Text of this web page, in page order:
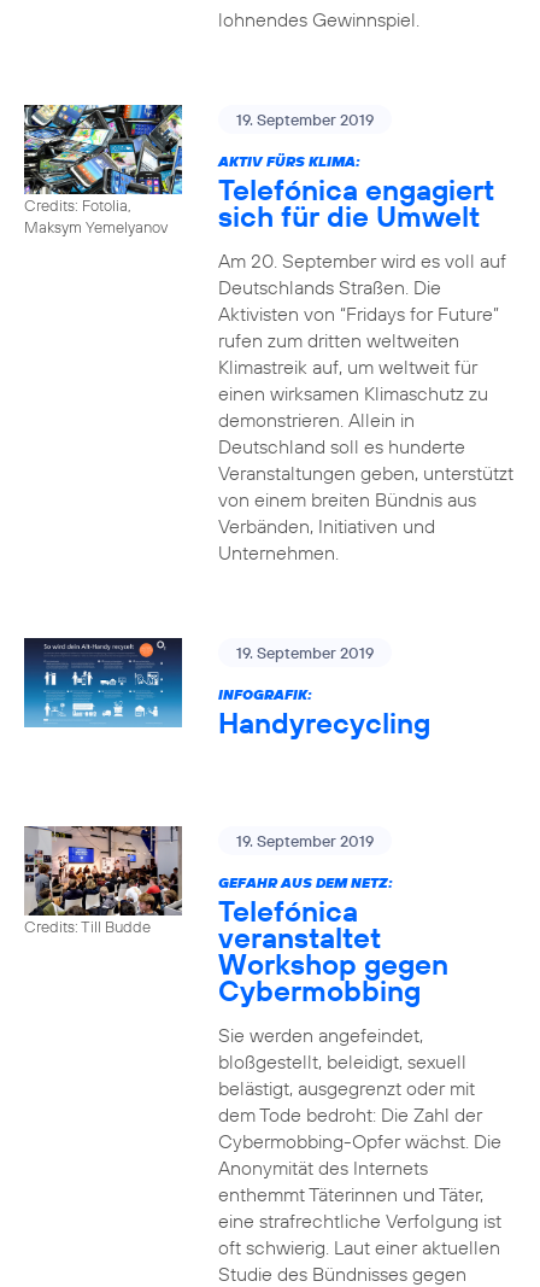
lohnendes Gewinnspiel.
Credits: Fotolia,
Maksym Yemelyanov
19. September 2019
AKTIV FÜRS KLIMA:
Telefónica engagiert
sich für die Umwelt
Am 20. September wird es voll auf
Deutschlands Straßen. Die
Aktivisten von “Fridays for Future”
rufen zum dritten weltweiten
Klimastreik auf, um weltweit für
einen wirksamen Klimaschutz zu
demonstrieren. Allein in
Deutschland soll es hunderte
Veranstaltungen geben, unterstützt
von einem breiten Bündnis aus
Verbänden, Initiativen und
Unternehmen.
19. September 2019
INFOGRAFIK:
Handyrecycling
Credits: Till Budde
19. September 2019
GEFAHR AUS DEM NETZ:
Telefónica
veranstaltet
Workshop gegen
Cybermobbing
Sie werden angefeindet,
bloßgestellt, beleidigt, sexuell
belästigt, ausgegrenzt oder mit
dem Tode bedroht: Die Zahl der
Cybermobbing-Opfer wächst. Die
Anonymität des Internets
enthemmt Täterinnen und Täter,
eine strafrechtliche Verfolgung ist
oft schwierig. Laut einer aktuellen
Studie des Bündnisses gegen